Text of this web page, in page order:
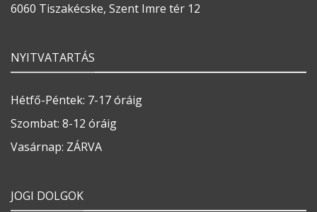
6060 Tiszakécske, Szent Imre tér 12
NYITVATARTÁS
Hétfő-Péntek: 7-17 óráig
Szombat: 8-12 óráig
Vasárnap: ZÁRVA
JOGI DOLGOK